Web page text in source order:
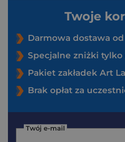
Twoje
Darmowa dostawa od
Specjalne zniżki
Pakiet zakładek Art
Brak opłat za
Twój e-mail